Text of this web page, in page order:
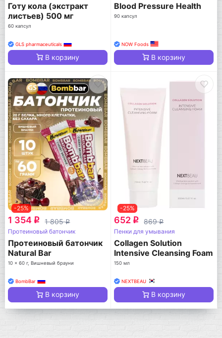
Готу кола (экстракт
листьев) 500 мг
60 капсул
GLS pharmaceuticals
В корзину
Blood Pressure Health
90 капсул
NOW Foods
В корзину
-25%
1 354 q 1 805q
Протеиновый батончик
Протеиновый батончик
Natural Bar
10 x 60 г, Вишневый брауни
BombBar
В корзину
-25%
652 q 869q
Пенки для умывания
Collagen Solution
Intensive Cleansing Foam
150 мл
NEXTBEAU
В корзину